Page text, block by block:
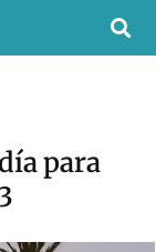
para